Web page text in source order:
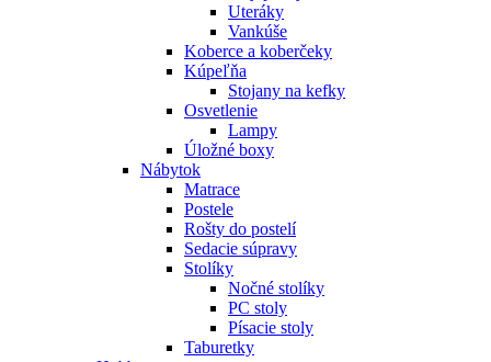
Uteráky
Vankúše
Koberce a koberčeky
Kúpeľňa
Stojany na kefky
Osvetlenie
Lampy
Úložné boxy
Nábytok
Matrace
Postele
Rošty do postelí
Sedacie súpravy
Stolíky
Nočné stolíky
PC stoly
Písacie stoly
Taburetky